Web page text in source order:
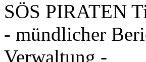
SÖS PIRATEN
- mündlicher
Verwaltung -